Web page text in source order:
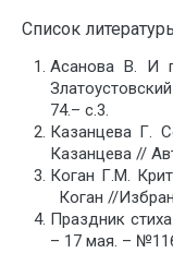
Список
Асанова В. И
74.– с.3.
Казанцева Г.
Казанцева //
Коган Г.М.
Коган //
Праздник
– 17 мая. –